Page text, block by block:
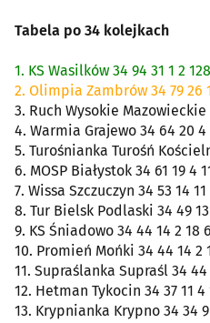
Tabela po 34 kolejkach
1. KS Wasilków 34 94 31 1 2
2. Olimpia Zambrów 34 79 26
3. Ruch Wysokie Mazowieckie
4. Warmia Grajewo 34 64 20 4
5. Turośnianka Turośń
6. MOSP Białystok 34 61 19 4
7. Wissa Szczuczyn 34 53 14 11
8. Tur Bielsk Podlaski 34 49 13
9. KS Śniadowo 34 44 14 2 18
10. Promień Mońki 34 44 14 2
11. Supraślanka Supraśl 34 44
12. Hetman Tykocin 34 37 11 4
13. Krypnianka Krypno 34 34 9